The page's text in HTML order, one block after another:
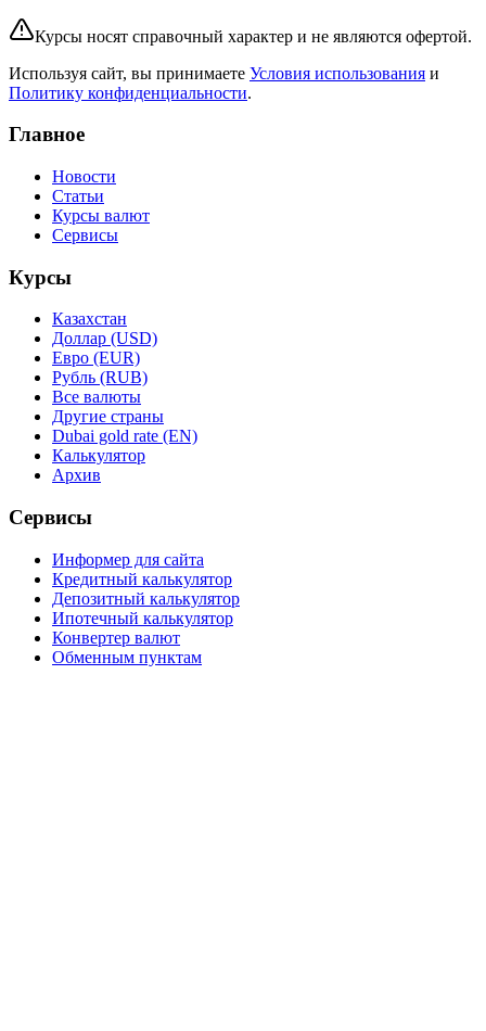
Курсы носят справочный характер и не являются офертой.
Используя сайт, вы принимаете Условия использования и
Политику конфиденциальности.
Главное
Новости
Статьи
Курсы валют
Сервисы
Курсы
Казахстан
Доллар (USD)
Евро (EUR)
Рубль (RUB)
Все валюты
Другие страны
Dubai gold rate (EN)
Калькулятор
Архив
Сервисы
Информер для сайта
Кредитный калькулятор
Депозитный калькулятор
Ипотечный калькулятор
Конвертер валют
Обменным пунктам